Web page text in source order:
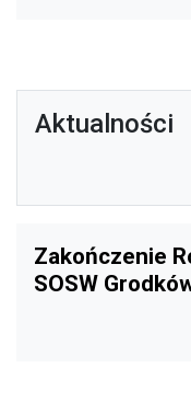
Aktualności
Zakończenie
SOSW